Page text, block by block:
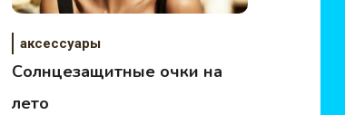
аксессуары
Солнцезащитные очки на
лето